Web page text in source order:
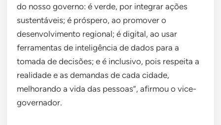
do nosso governo: é verde, por integrar ações
sustentáveis; é próspero, ao promover o
desenvolvimento regional; é digital, ao usar
ferramentas de inteligência de dados para a
tomada de decisões; e é inclusivo, pois respeita a
realidade e as demandas de cada cidade,
melhorando a vida das pessoas”, afirmou o vice-
governador.